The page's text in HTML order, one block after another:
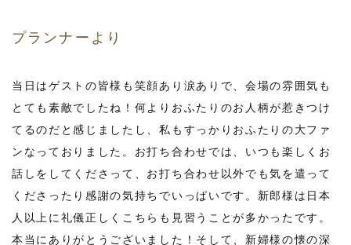
プランナーより
当日はゲストの皆様も笑顔あり涙ありで、会場の雰囲気も
とても素敵でしたね！何よりおふたりのお人柄が惹きつけ
てるのだと感じましたし、私もすっかりおふたりの大ファ
ンなっておりました。お打ち合わせでは、いつも楽しくお
話しをしてくださって、お打ち合わせ以外でも気を遣って
くださったり感謝の気持ちでいっぱいです。新郎様は日本
人以上に礼儀正しくこちらも見習うことが多かったです。
本当にありがとうございました！そして、新婦様の懐の深